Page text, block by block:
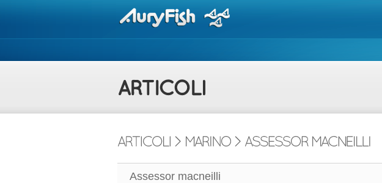
Assessor macneilli